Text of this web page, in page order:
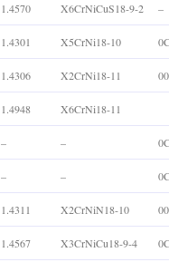
1.4570 X6CrNiCuS18-9-2 –
1.4301 X5CrNi18-10
1.4306 X2CrNi18-11
1.4948 X6CrNi18-11
– –
– –
1.4311 X2CrNiN18-10
1.4567 X3CrNiCu18-9-4